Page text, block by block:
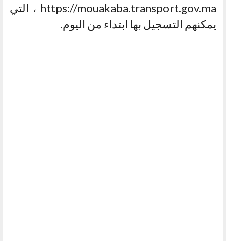
https://mouakaba.transport.gov.ma ، التي
يمكنهم التسجيل بها ابتداء من اليوم.